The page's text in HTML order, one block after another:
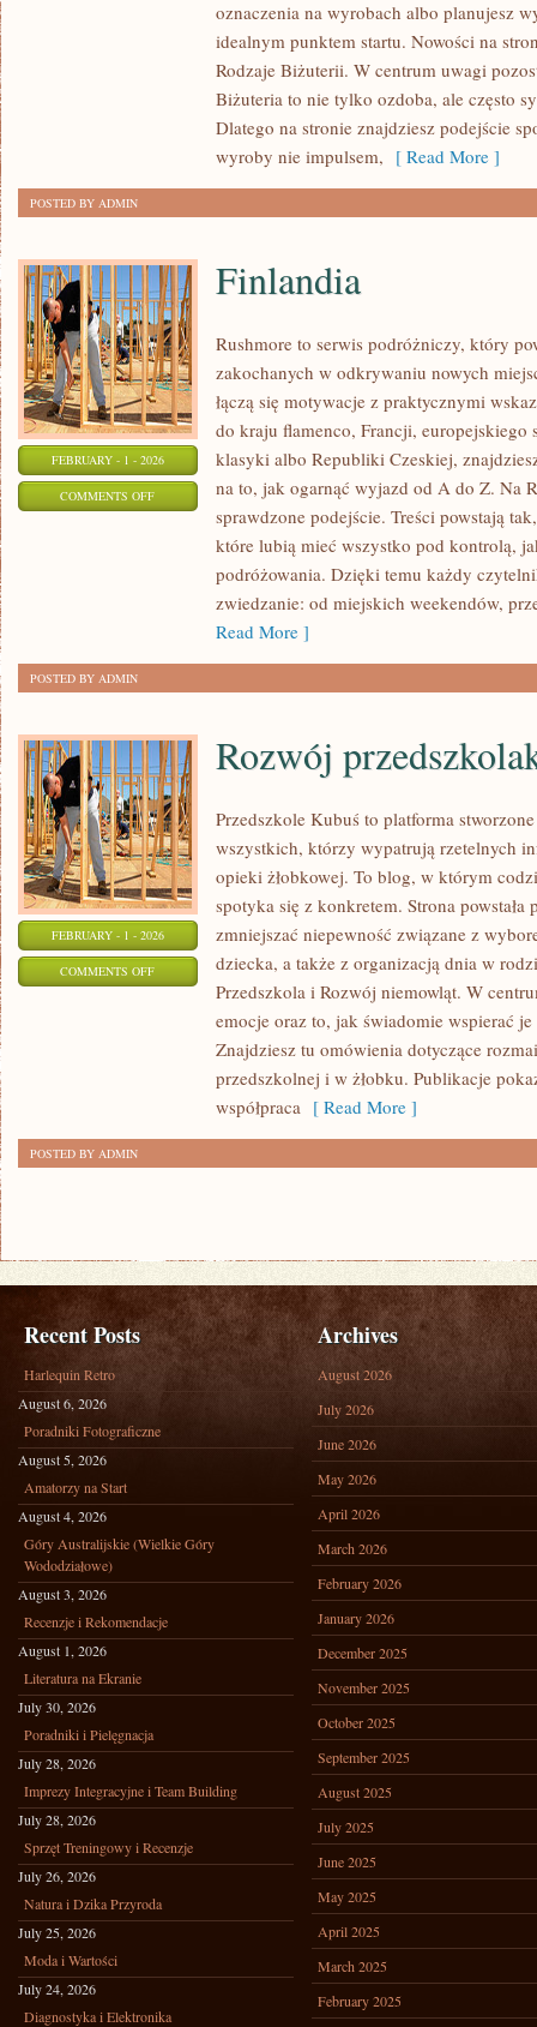
oznaczenia na wyrobach albo planujesz
idealnym punktem startu. Nowości na
Rodzaje Biżuterii. W centrum uwagi
Biżuteria to nie tylko ozdoba, ale często
Dlatego na stronie znajdziesz podejście
wyroby nie impulsem, [ Read More ]
POSTED BY ADMIN
FEBRUARY - 1 - 2026
COMMENTS OFFON
FINLANDIA
Finlandia
Rushmore to serwis podróżniczy, który
zakochanych w odkrywaniu nowych
łączą się motywacje z praktycznymi
do kraju flamenco, Francji, europejskiego
klasyki albo Republiki Czeskiej,
na to, jak ogarnąć wyjazd od A do Z. Na
sprawdzone podejście. Treści powstają
które lubią mieć wszystko pod kontrolą,
podróżowania. Dzięki temu każdy
zwiedzanie: od miejskich weekendów,
Read More ]
POSTED BY ADMIN
FEBRUARY - 1 - 2026
COMMENTS OFFON
PRZEDSZKOLAKÓW
Rozwój
Przedszkole Kubuś to platforma
wszystkich, którzy wypatrują rzetelnych
opieki żłobkowej. To blog, w którym
spotyka się z konkretem. Strona
zmniejszać niepewność związane z
dziecka, a także z organizacją dnia w
Przedszkola i Rozwój niemowląt. W
emocje oraz to, jak świadomie wspierać
Znajdziesz tu omówienia dotyczące
przedszkolnej i w żłobku. Publikacje
współpraca [ Read More ]
POSTED BY ADMIN
Recent Posts
Harlequin Retro
August 6, 2026
Poradniki Fotograficzne
August 5, 2026
Amatorzy na Start
August 4, 2026
Góry Australijskie (Wielkie Góry
Wododziałowe)
August 3, 2026
Recenzje i Rekomendacje
August 1, 2026
Literatura na Ekranie
July 30, 2026
Poradniki i Pielęgnacja
July 28, 2026
Imprezy Integracyjne i Team Building
July 28, 2026
Sprzęt Treningowy i Recenzje
July 26, 2026
Natura i Dzika Przyroda
July 25, 2026
Moda i Wartości
July 24, 2026
Diagnostyka i Elektronika
Archives
August 2026
July 2026
June 2026
May 2026
April 2026
March 2026
February 2026
January 2026
December 2025
November 2025
October 2025
September 2025
August 2025
July 2025
June 2025
May 2025
April 2025
March 2025
February 2025